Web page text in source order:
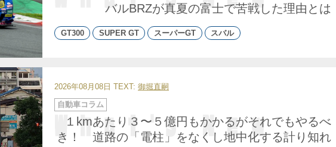
バルBRZが真夏の富士で苦戦した理由とは
GT300 SUPER GT スーパーGT スバル
2026年08月08日 TEXT: 御堀直嗣
１kmあたり３〜５億円もかかるがそれでもやるべ
き！ 道路の「電柱」をなくし地中化する計り知れ
カ
テ
自動車コラム